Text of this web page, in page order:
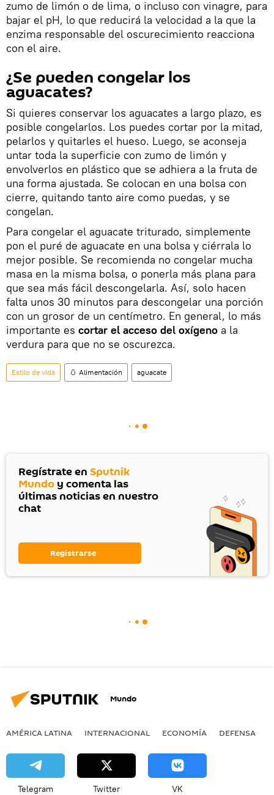
zumo de limón o de lima, o incluso con vinagre, para
bajar el pH, lo que reducirá la velocidad a la que la
enzima responsable del oscurecimiento reacciona
con el aire.
¿Se pueden congelar los
aguacates?
Si quieres conservar los aguacates a largo plazo, es
posible congelarlos. Los puedes cortar por la mitad,
pelarlos y quitarles el hueso. Luego, se aconseja
untar toda la superficie con zumo de limón y
envolverlos en plástico que se adhiera a la fruta de
una forma ajustada. Se colocan en una bolsa con
cierre, quitando tanto aire como puedas, y se
congelan.
Para congelar el aguacate triturado, simplemente
pon el puré de aguacate en una bolsa y ciérrala lo
mejor posible. Se recomienda no congelar mucha
masa en la misma bolsa, o ponerla más plana para
que sea más fácil descongelarla. Así, solo hacen
falta unos 30 minutos para descongelar una porción
con un grosor de un centímetro. En general, lo más
importante es cortar el acceso del oxígeno a la
verdura para que no se oscurezca.
Estilo de vida 🥚 Alimentación aguacate
Regístrate en Sputnik
Mundo y comenta las
últimas noticias en nuestro
chat
Registrarse
Mundo
AMÉRICA LATINA INTERNACIONAL ECONOMÍA DEFENSA
Telegram Twitter VK